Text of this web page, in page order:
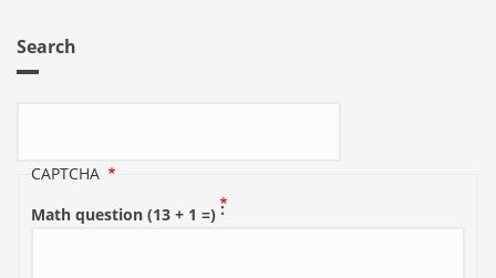
Search
CAPTCHA
Math question (13 + 1 =)